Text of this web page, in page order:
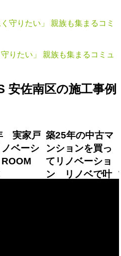
りたい」 親族も集まるコミュ
安佐南区の施工事例
実家戸
ベーシ
築25年の中古マ
ンションを買っ
てリノベーショ
ン リノベで叶